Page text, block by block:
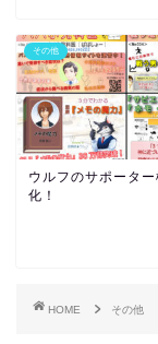
その他
ウルフのサポータ
化！
HOME その他